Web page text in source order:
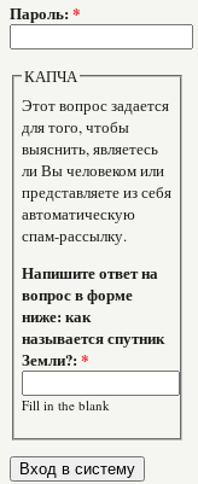
Пароль: *
КАПЧА
Этот вопрос задается
для того, чтобы
выяснить, являетесь
ли Вы человеком или
представляете из себя
автоматическую
спам-рассылку.
Напишите ответ на
вопрос в форме
ниже: как
называется спутник
Земли?:*
Fill in the blank